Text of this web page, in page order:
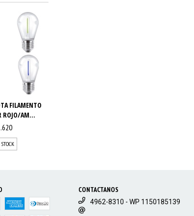
FILAMENTO
ROJO/AM...
CONTACTANOS
4962-8310 - WP 1150185139